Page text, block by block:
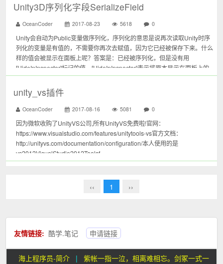
Unity3D序列化字段SerializeField
OceanCoder 2017-08-23 5618 0
Unity会自动为Public变量做序列化，序列化的意思是说再次读取Unity时序
列化的变量是有值的，不需要你再次去赋值，因为它已经被保存下来。什么
样的值会被显示在面板上呢？答案是：已经被序列化，但是没有用
[HideInInspector]标记的值。[HideInInspector]表示将原本显示在面板上的
序列化值隐藏起来。[SerializeFi...
unity_vs插件
OceanCoder 2017-08-16 5081 0
因为微软收购了UnityVS公司,所有UnityVS免费啦!官网：
https://www.visualstudio.com/features/unitytools-vs官方文档：
http://unityvs.com/documentation/configuration/本人使用的是
vs2012VisualStudio2012Toolsf...
‹‹ 1 ››
友情链接: 酷学.笔记 申请链接
海上程序员-简介 |
紫帐一指一泣，相离难相忘。剑冢一式一